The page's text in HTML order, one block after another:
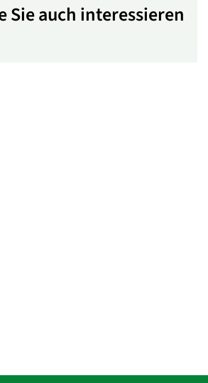
Sie auch interessieren